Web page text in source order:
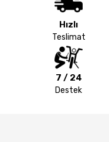
Hızlı
Teslimat
7 / 24
Destek